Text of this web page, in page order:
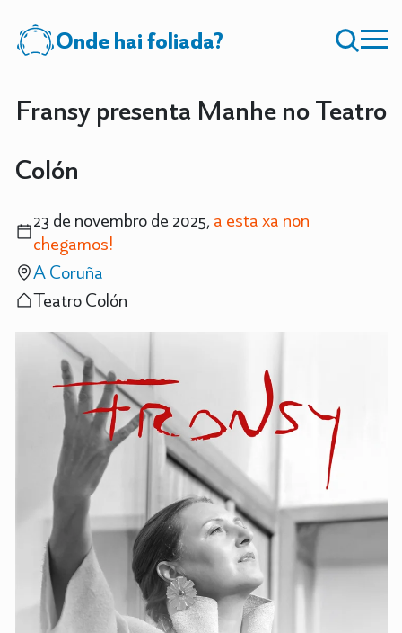
Onde hai foliada?
Fransy presenta Manhe no Teatro
Colón
23 de novembro de 2025, a esta xa non
chegamos!
A Coruña
Teatro Colón